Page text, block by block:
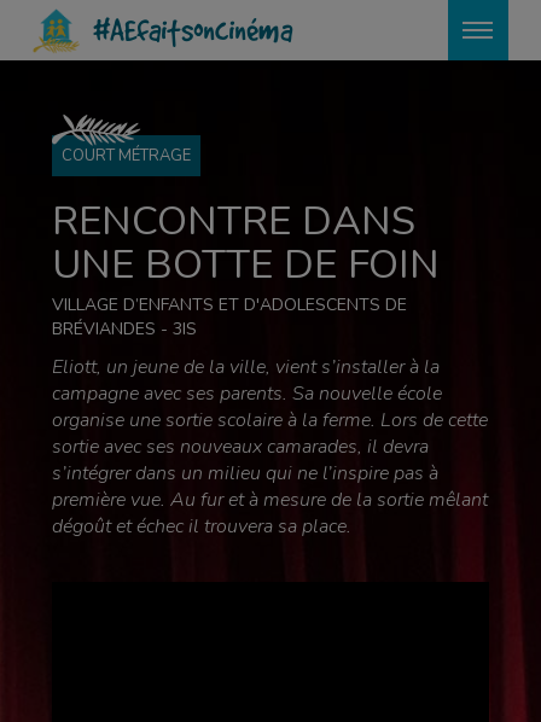
#AEfaitsoncinéma
COURT MÉTRAGE
RENCONTRE DANS
UNE BOTTE DE FOIN
VILLAGE D’ENFANTS ET D'ADOLESCENTS DE
BRÉVIANDES - 3IS
Eliott, un jeune de la ville, vient s’installer à la
campagne avec ses parents. Sa nouvelle école
organise une sortie scolaire à la ferme. Lors de cette
sortie avec ses nouveaux camarades, il devra
s’intégrer dans un milieu qui ne l’inspire pas à
première vue. Au fur et à mesure de la sortie mêlant
dégoût et échec il trouvera sa place.